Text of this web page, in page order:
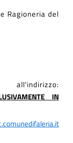
Ragioneria del
IN